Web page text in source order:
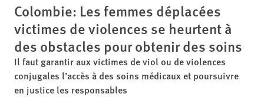
Colombie: Les femmes déplacées
victimes de violences se heurtent à
des obstacles pour obtenir des soins
Il faut garantir aux victimes de viol ou de violences
conjugales l’accès à des soins médicaux et poursuivre
en justice les responsables